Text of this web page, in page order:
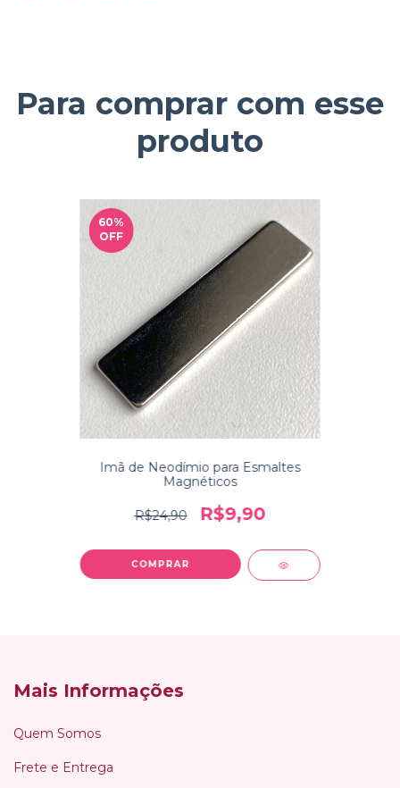
Para comprar com esse
produto
60%
OFF
Imã de Neodímio para Esmaltes
Magnéticos
R$24,90 R$9,90
COMPRAR
Mais Informações
Quem Somos
Frete e Entrega